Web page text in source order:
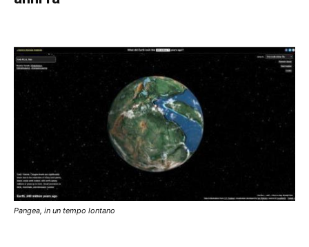
Pangea, in un tempo lontano